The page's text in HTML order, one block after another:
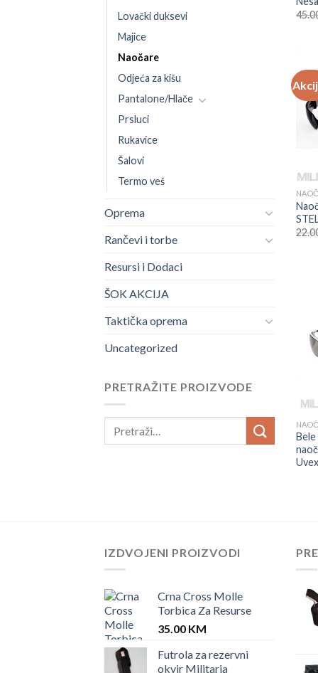
Lovački duksevi
Majice
Naočare
Odjeća za kišu
Pantalone/Hlače
Prsluci
Rukavice
Šalovi
Termo veš
Oprema
Rančevi i torbe
Resursi i Dodaci
ŠOK AKCIJA
Taktička oprema
Uncategorized
PRETRAŽITE PROIZVODE
Uvex
IZDVOJENI PROIZVODI
Crna Cross Molle
Torbica Za Resurse
35.00 KM
Futrola za rezervni
okvir Militaria